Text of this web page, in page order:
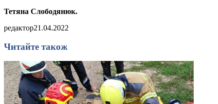
Тетяна Слободянюк.
редактор21.04.2022
Читайте також